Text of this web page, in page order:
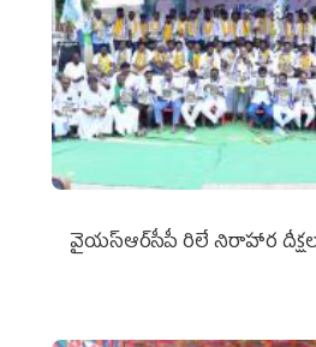
వైయ‌స్ఆర్‌సీపీ రిలే నిరాహార